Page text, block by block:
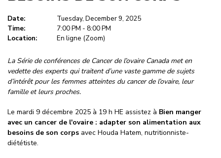
Date:
Tuesday, December 9, 2025
Time:
7:00 PM - 8:00 PM
Location:
En ligne (Zoom)
La Série de conférences de Cancer de l’ovaire Canada met en
vedette des experts qui traitent d’une vaste gamme de sujets
d’intérêt pour les femmes atteintes du cancer de l’ovaire, leur
famille et leurs proches.
Le mardi 9 décembre 2025 à 19 h HE assistez à Bien manger
avec un cancer de l'ovaire : adapter son alimentation aux
besoins de son corps avec Houda Hatem, nutritionniste-
diététiste.